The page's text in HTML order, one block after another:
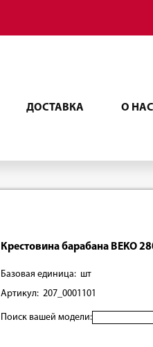
ДОСТАВКА О НАС
Крестовина барабана BEKO
Базовая единица: шт
Артикул: 207_0001101
Поиск вашей модели: